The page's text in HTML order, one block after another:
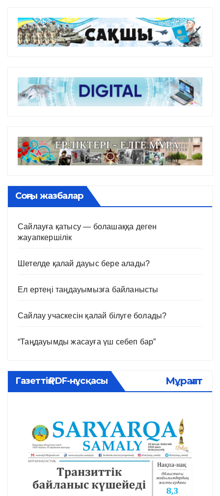
Соңғы жазбалар
Сайлауға қатысу — болашаққа деген
жауапкершілік
Шетелде қалай дауыс бере алады?
Ел ертеңі таңдауымызға байланысты
Сайлау учаскесін қалай білуге болады?
“Таңдауымды жасауға үш себеп бар”
Газеттің PDF-нұсқасы Мұрағат